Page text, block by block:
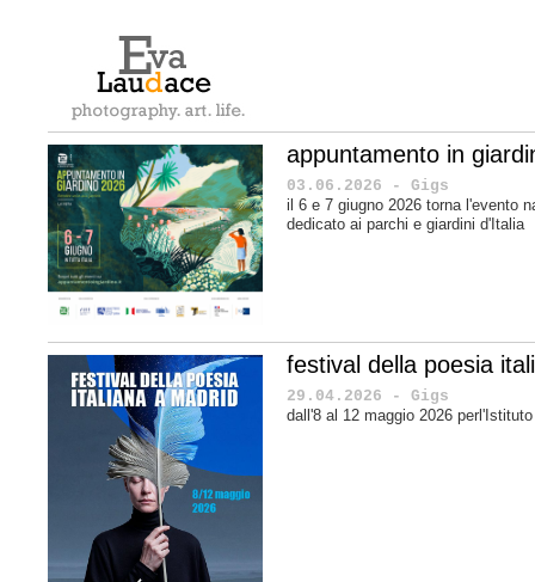
appuntamento in
03.06.2026 - Gigs
il 6 e 7 giugno 2026 torna l'evento
dedicato ai parchi e giardini d'Italia
festival della poesia
29.04.2026 - Gigs
dall'8 al 12 maggio 2026